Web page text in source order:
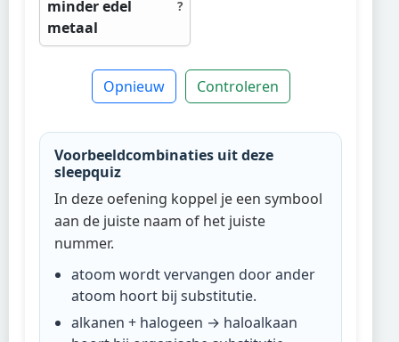
minder edel
metaal
?
Opnieuw Controleren
Voorbeeldcombinaties uit deze
sleepquiz
In deze oefening koppel je een symbool
aan de juiste naam of het juiste
nummer.
atoom wordt vervangen door ander
atoom hoort bijsubstitutie.
alkanen + halogeen → haloalkaan